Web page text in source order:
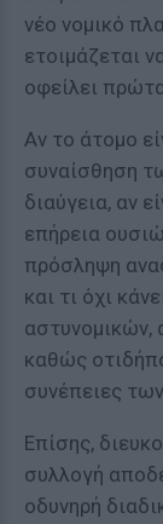
νέο νομικό
ετοιμάζεται
οφείλει
Αν το άτομο
συναίσθηση
διαύγεια, αν
επήρεια
πρόσληψη
και τι όχι
αστυνομικών,
καθώς
συνέπειες
Επίσης,
συλλογή
οδυνηρή